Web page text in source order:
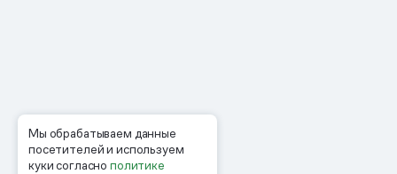
Мы обрабатываем данные
посетителей и используем
куки согласнополитике